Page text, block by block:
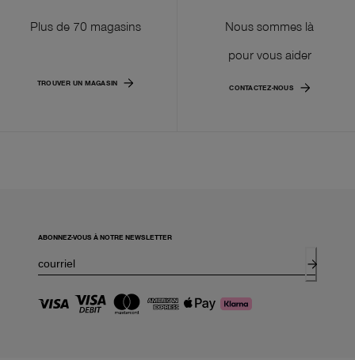
Plus de 70 magasins
TROUVER UN MAGASIN
Nous sommes là
pour vous aider
CONTACTEZ-NOUS
ABONNEZ-VOUS À NOTRE NEWSLETTER